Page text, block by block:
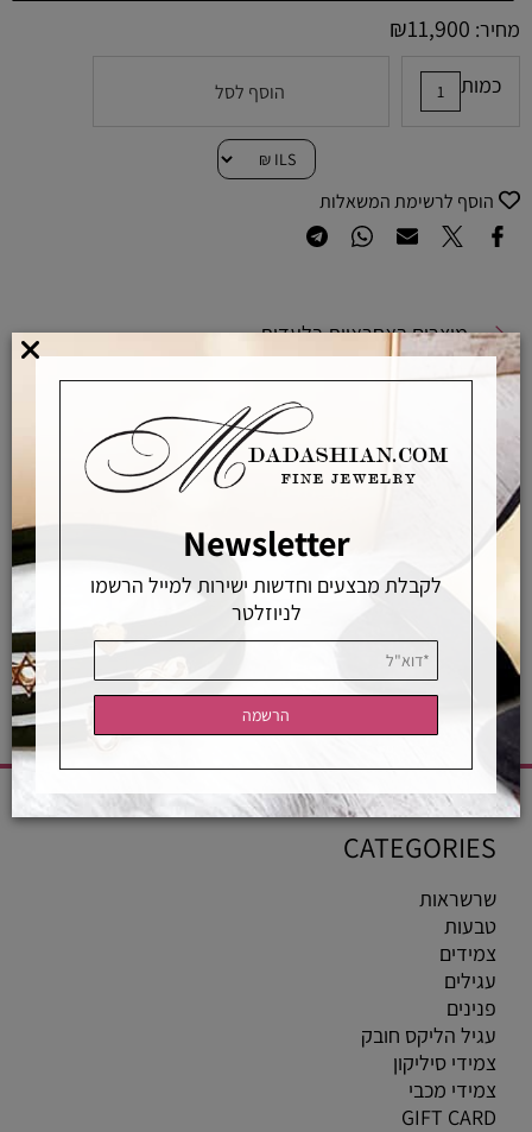
מחיר: ₪11,900
כמות הוסף לסל
הוסף לרשימת המשאלות
מוצרים באחראיות בלעדית
אפשרויות החלפה / החזרה
רכישה מאובטחת
אחראיות בלעדית משלוחים מהירים
CATEGORIES
שרשראות
טבעות
צמידים
עגילים
פנינים
עגיל הליקס חובק
צמידי סיליקון
צמידי מכבי
GIFT CARD
Newsletter
לקבלת מבצעים וחדשות ישירות למייל הרשמו
לניוזלטר